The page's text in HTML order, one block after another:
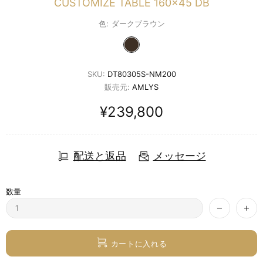
CUSTOMIZE TABLE 160x45 DB
色: ダークブラウン
SKU: DT80305S-NM200
販売元: AMLYS
¥239,800
配送と返品 メッセージ
数量
カートに入れる